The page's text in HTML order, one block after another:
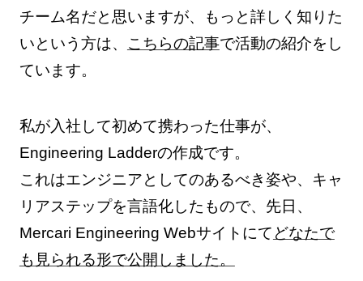
チーム名だと思いますが、もっと詳しく知りた
いという方は、
こちらの記事で活動の紹介をし
ています。
私が入社して初めて携わった仕事が、
Engineering Ladderの作成です。
これはエンジニアとしてのあるべき姿や、キャ
リアステップを言語化したもので、先日、
Mercari Engineering Webサイトにて どなたで
も見られる形で公開しました。